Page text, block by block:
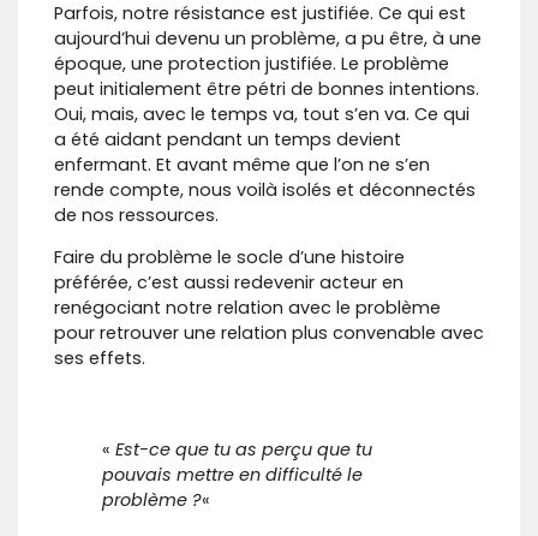
Parfois, notre résistance est justifiée. Ce qui est
aujourd’hui devenu un problème, a pu être, à une
époque, une protection justifiée. Le problème
peut initialement être pétri de bonnes intentions.
Oui, mais, avec le temps va, tout s’en va. Ce qui
a été aidant pendant un temps devient
enfermant. Et avant même que l’on ne s’en
rende compte, nous voilà isolés et déconnectés
de nos ressources.
Faire du problème le socle d’une histoire
préférée, c’est aussi redevenir acteur en
renégociant notre relation avec le problème
pour retrouver une relation plus convenable avec
ses effets.
« Est-ce que tu as perçu que tu
pouvais mettre en difficulté le
problème ?«